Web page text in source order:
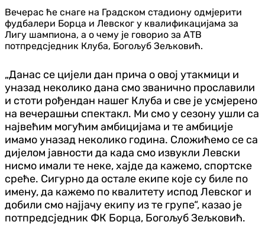
Вечерас ће снаге на Градском стадиону одмјерити
фудбалери Борца и Левског у квалификацијама за
Лигу шампиона, а о чему је говорио за АТВ
потпредсједник Клуба, Богољуб Зељковић.
„Данас се цијели дан прича о овој утакмици и
уназад неколико дана смо званично прославили
и стоти рођендан нашег Клуба и све је усмјерено
на вечерашњи спектакл. Ми смо у сезону ушли са
највећим могућим амбицијама и те амбиције
имамо уназад неколико година. Сложићемо се са
дијелом јавности да када смо извукли Левски
нисмо имали те неке, хајде да кажемо, спортске
среће. Сигурно да остале екипе које су биле по
имену, да кажемо по квалитету испод Левског и
добили смо најјачу екипу из те групе“, казао је
потпредсједник ФК Борца, Богољуб Зељковић.